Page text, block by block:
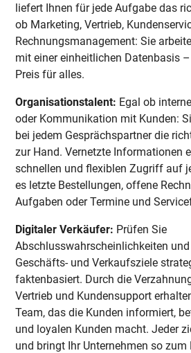
liefert Ihnen für jede Aufgabe das
ob Marketing, Vertrieb,
Rechnungsmanagement: Sie
mit einer einheitlichen Datenbasis
Preis für alles.
Organisationstalent: Egal ob
oder Kommunikation mit Kunden:
bei jedem Gesprächspartner die
zur Hand. Vernetzte Informationen
schnellen und flexiblen Zugriff auf
es letzte Bestellungen, offene
Aufgaben oder Termine und
Digitaler Verkäufer: Prüfen Sie
Abschlusswahrscheinlichkeiten und
Geschäfts- und Verkaufsziele
faktenbasiert. Durch die
Vertrieb und Kundensupport
Team, das die Kunden informiert,
und loyalen Kunden macht. Jeder
und bringt Ihr Unternehmen so zum